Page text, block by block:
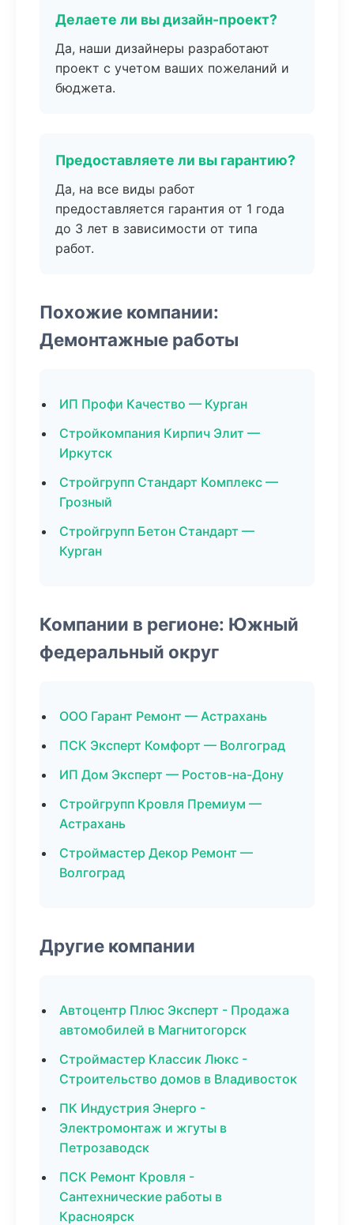
Делаете ли вы дизайн-проект?
Да, наши дизайнеры разработают
проект с учетом ваших пожеланий и
бюджета.
Предоставляете ли вы гарантию?
Да, на все виды работ
предоставляется гарантия от 1 года
до 3 лет в зависимости от типа
работ.
Похожие компании:
Демонтажные работы
ИП Профи Качество — Курган
Стройкомпания Кирпич Элит —
Иркутск
Стройгрупп Стандарт Комплекс —
Грозный
Стройгрупп Бетон Стандарт —
Курган
Компании в регионе: Южный
федеральный округ
ООО Гарант Ремонт — Астрахань
ПСК Эксперт Комфорт — Волгоград
ИП Дом Эксперт — Ростов-на-Дону
Стройгрупп Кровля Премиум —
Астрахань
Строймастер Декор Ремонт —
Волгоград
Другие компании
Автоцентр Плюс Эксперт - Продажа
автомобилей в Магнитогорск
Строймастер Классик Люкс -
Строительство домов в Владивосток
ПК Индустрия Энерго -
Электромонтаж и жгуты в
Петрозаводск
ПСК Ремонт Кровля -
Сантехнические работы в
Красноярск